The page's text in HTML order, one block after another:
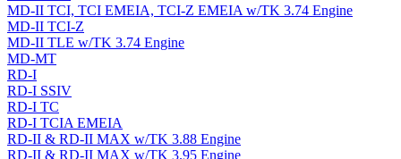
MD-II TCI, TCI EMEIA, TCI-Z EMEIA w/TK 3.74 Engine
MD-II TCI-Z
MD-II TLE w/TK 3.74 Engine
MD-MT
RD-I
RD-I SSIV
RD-I TC
RD-I TCIA EMEIA
RD-II & RD-II MAX w/TK 3.88 Engine
RD-II & RD-II MAX w/TK 3.95 Engine